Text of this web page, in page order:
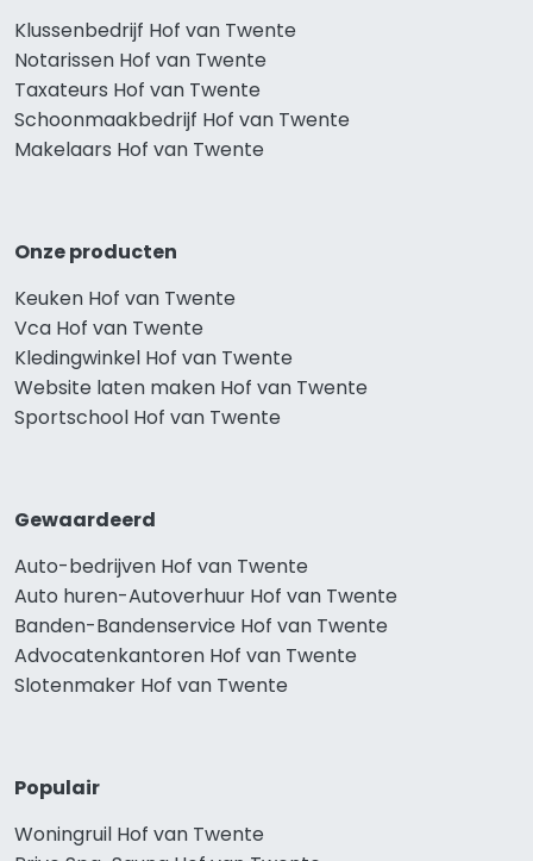
Klussenbedrijf Hof van Twente
Notarissen Hof van Twente
Taxateurs Hof van Twente
Schoonmaakbedrijf Hof van Twente
Makelaars Hof van Twente
Onze producten
Keuken Hof van Twente
Vca Hof van Twente
Kledingwinkel Hof van Twente
Website laten maken Hof van Twente
Sportschool Hof van Twente
Gewaardeerd
Auto-bedrijven Hof van Twente
Auto huren-Autoverhuur Hof van Twente
Banden-Bandenservice Hof van Twente
Advocatenkantoren Hof van Twente
Slotenmaker Hof van Twente
Populair
Woningruil Hof van Twente